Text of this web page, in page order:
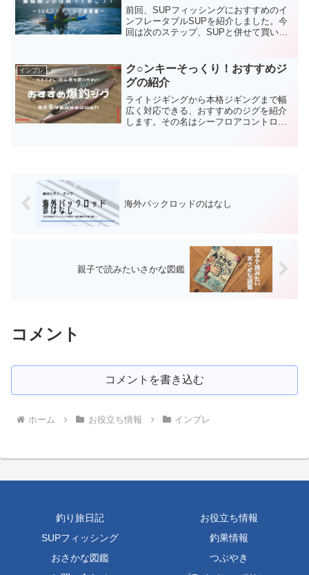
前回、SUPフィッシングにおすすめのイ
ンフレータブルSUPを紹介しました。今
回は次のステップ、SUPと併せて買いた
レ！1.パドルはい、まずコレがないと始
まりません。...
インプレ
ク○ンキーそっくり！おすすめジ
グの紹介
ライトジギングから本格ジギングまで幅
広く対応できる、おすすめのジグを紹介
します。その名はシーフロアコントロー
海外パックロッドのはなし
親子で読みたいさかな図鑑
コメント
コメントを書き込む
ホーム お役立ち情報 インプレ
釣り旅日記
お役立ち情報
SUPフィッシング
釣果情報
おさかな図鑑
つぶやき